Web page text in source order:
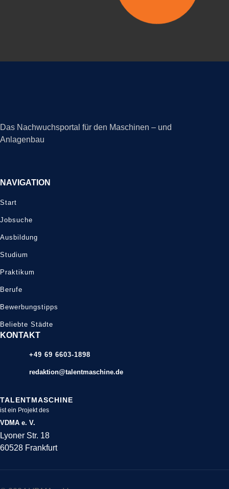
Das Nachwuchsportal für den Maschinen – und
Anlagenbau
NAVIGATION
Start
Jobsuche
Ausbildung
Studium
Praktikum
Berufe
Bewerbungstipps
Beliebte Städte
KONTAKT
+49 69 6603-1898
redaktion@talentmaschine.de
TALENTMASCHINE
ist ein Projekt des
VDMA e. V.
Lyoner Str. 18
60528 Frankfurt